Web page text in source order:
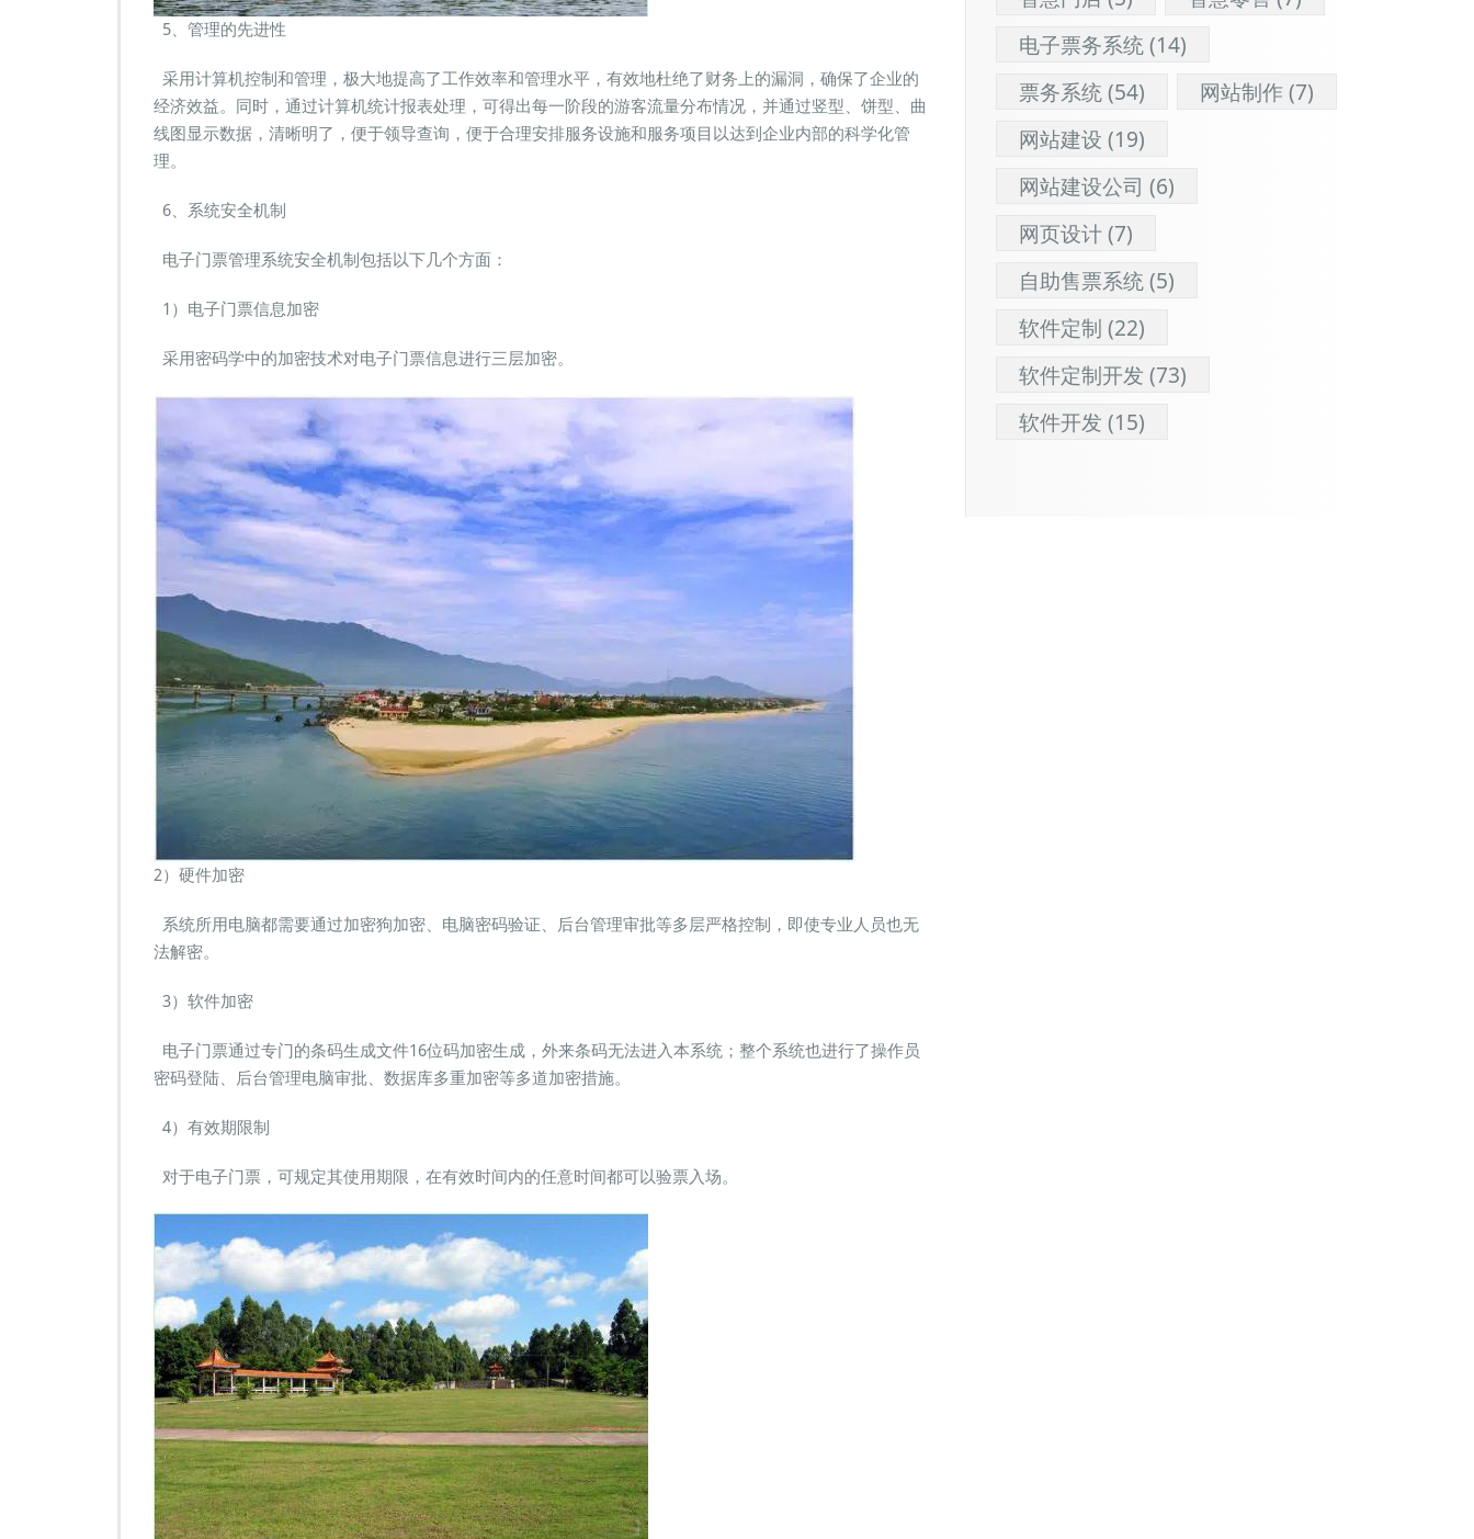
5、管理的先进性
采用计算机控制和管理，极大地提高了工作效率和管理水平，有效地杜绝了财务上的漏洞，确保了企业的
经济效益。同时，通过计算机统计报表处理，可得出每一阶段的游客流量分布情况，并通过竖型、饼型、曲
线图显示数据，清晰明了，便于领导查询，便于合理安排服务设施和服务项目以达到企业内部的科学化管
理。
6、系统安全机制
电子门票管理系统安全机制包括以下几个方面：
1）电子门票信息加密
采用密码学中的加密技术对电子门票信息进行三层加密。
2）硬件加密
系统所用电脑都需要通过加密狗加密、电脑密码验证、后台管理审批等多层严格控制，即使专业人员也无
法解密。
3）软件加密
电子门票通过专门的条码生成文件16位码加密生成，外来条码无法进入本系统；整个系统也进行了操作员
密码登陆、后台管理电脑审批、数据库多重加密等多道加密措施。
4）有效期限制
对于电子门票，可规定其使用期限，在有效时间内的任意时间都可以验票入场。
电子票务系统(14)
票务系统(54) 网站制作(7)
网站建设 (19)
网站建设公司 (6)
网页设计(7)
自助售票系统(5)
软件定制 (22)
软件定制开发 (73)
软件开发 (15)